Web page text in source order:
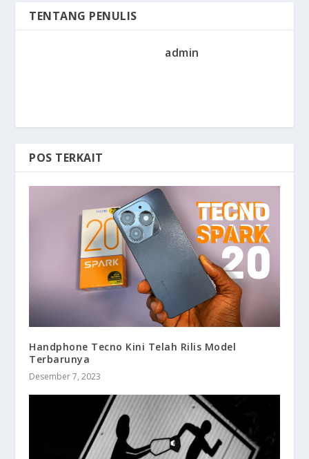
TENTANG PENULIS
admin
POS TERKAIT
Handphone Tecno Kini Telah Rilis Model
Terbarunya
Desember 7, 2023